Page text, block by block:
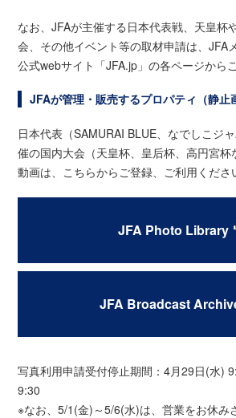
なお、JFAが主催する日本代表戦、天皇杯
会、その他イベント等の取材申請は、JFA
公式webサイト「JFA.jp」の各ページから
JFAが管理・販売するプロパティ（静止
日本代表（SAMURAI BLUE、なでしこジ
催の国内大会（天皇杯、皇后杯、高円宮
動画は、こちらからご登録、ご利用くださ
JFA Photo Library
JFA Broadcast
写真利用申請受付停止期間：4月29日(水)
9:30
※なお、5/1(金)～5/6(水)は、営業をお休み